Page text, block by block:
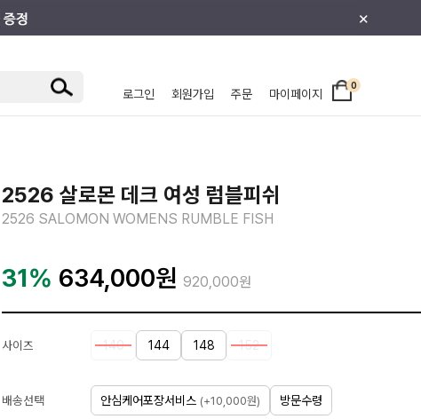
×
키즈/주니어 로그인 회원가입 주문 마이페이지
0
2526 살로몬 데크 여성 럼블피쉬
2526 SALOMON WOMENS RUMBLE FISH
31% 634,000원 920,000원
사이즈 140 144 148 152
배송선택 안심케어포장서비스 (+10,000원) 방문수령